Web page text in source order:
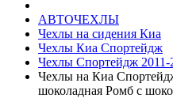
АВТОЧЕХЛЫ
Чехлы на сидения Киа
Чехлы Киа Спортейдж
Чехлы Спортейдж 2011-
Чехлы на Киа
шоколадная Ромб с